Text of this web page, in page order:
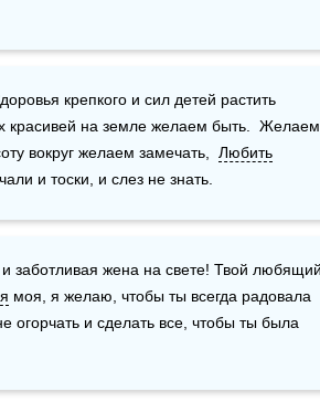
крепкого и сил детей растить
на земле желаем быть.  Желаем
вокруг желаем замечать, Любить
и тоски, и слез не знать.
моя, я желаю, чтобы ты всегда радовала
и сделать все, чтобы ты была